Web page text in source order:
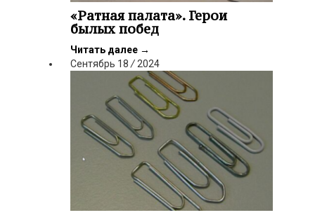
«Ратная палата». Герои
былых побед
Читать далее →
Сентябрь 18 / 2024